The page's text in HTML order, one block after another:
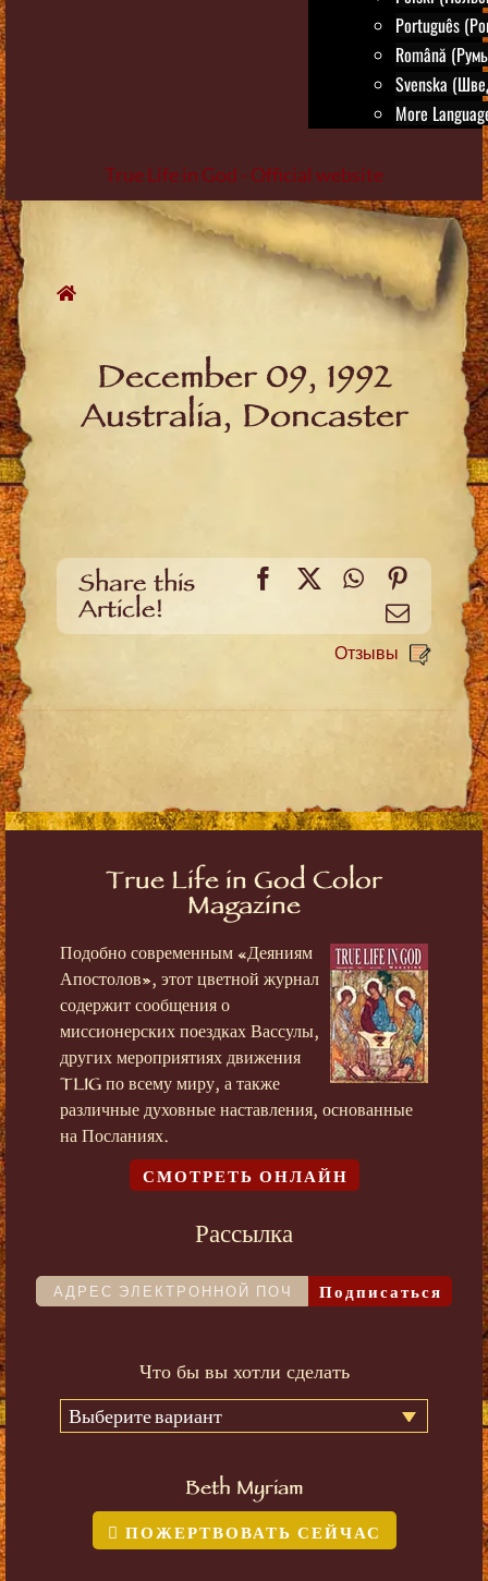
Português
Română
Svenska
More
True Life in God - Official website
Skip
to
content
December 09, 1992
Australia, Doncaster
Share this
Article!
Facebook
X WhatsApp
Email
Отзывы
True Life in God Color
Magazine
Подобно современным «Деяниям
Апостолов», этот цветной журнал
содержит сообщения о
миссионерских поездках Вассулы,
других мероприятиях движения
TLIG по всему миру, а также
различные духовные наставления, основанные
на Посланиях.
СМОТРЕТЬ ОНЛАЙН
Рассылка
Подписаться
Что бы вы хотли сделать
Выберите вариант
Beth Myriam
ПОЖЕРТВОВАТЬ СЕЙЧАС